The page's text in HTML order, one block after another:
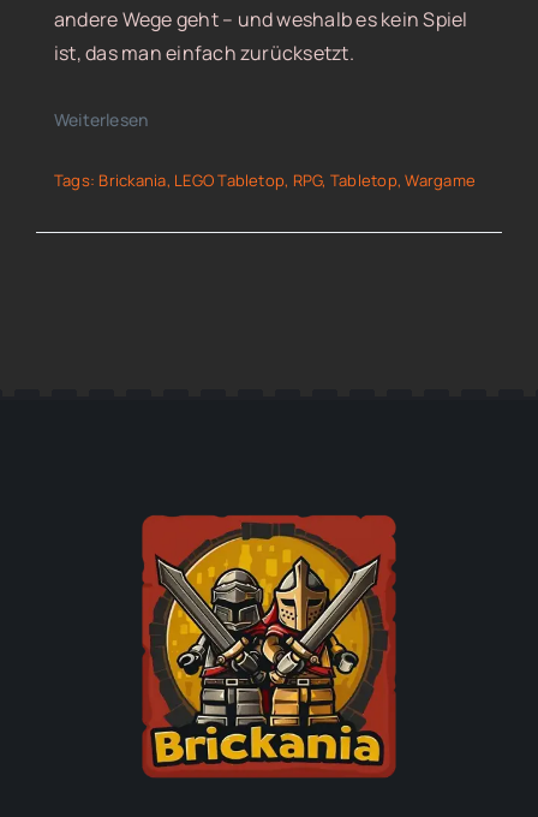
andere Wege geht – und weshalb es kein Spiel
ist, das man einfach zurücksetzt.
Weiterlesen
Tags: Brickania, LEGO Tabletop, RPG, Tabletop,Wargame